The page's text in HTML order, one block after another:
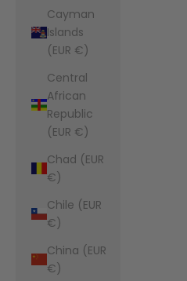
Cayman
Islands
(EUR €)
Central
African
Republic
(EUR €)
Chad (EUR
€)
Chile (EUR
€)
China (EUR
€)